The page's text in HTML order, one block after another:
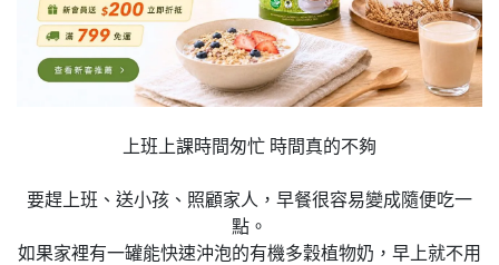
上班上課時間匆忙 時間真的不夠
要趕上班、送小孩、照顧家人，早餐很容易變成隨便吃一
點。
如果家裡有一罐能快速沖泡的有機多穀植物奶，早上就不用